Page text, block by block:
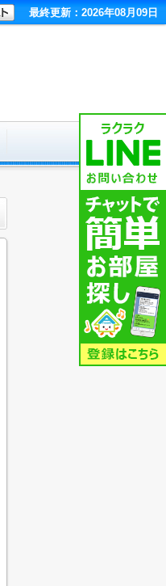
最終更新：2026年08月09日